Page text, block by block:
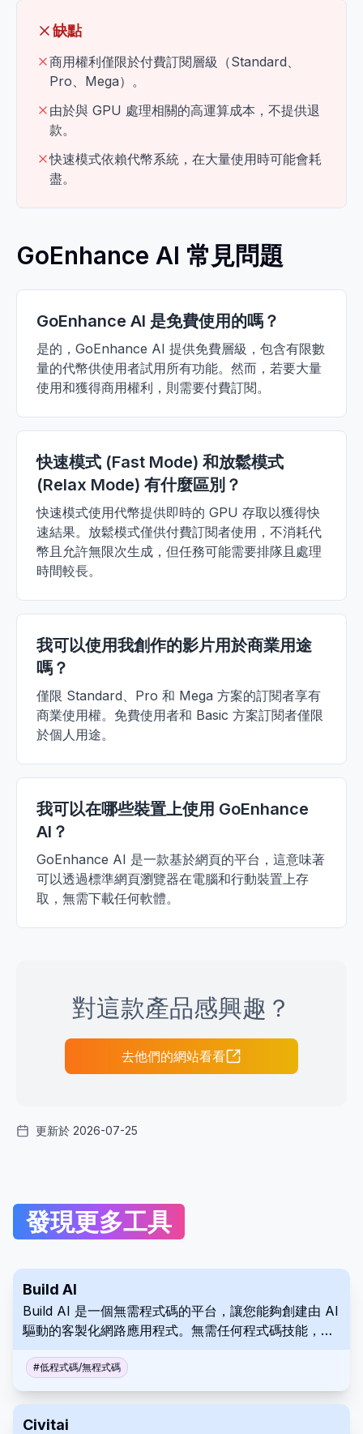
缺點
商用權利僅限於付費訂閱層級（Standard、
Pro、Mega）。
由於與 GPU 處理相關的高運算成本，不提供退
款。
快速模式依賴代幣系統，在大量使用時可能會耗
盡。
GoEnhance AI 常見問題
GoEnhance AI 是免費使用的嗎？
是的，GoEnhance AI 提供免費層級，包含有限數
量的代幣供使用者試用所有功能。然而，若要大量
使用和獲得商用權利，則需要付費訂閱。
快速模式 (Fast Mode) 和放鬆模式
(Relax Mode) 有什麼區別？
快速模式使用代幣提供即時的 GPU 存取以獲得快
速結果。放鬆模式僅供付費訂閱者使用，不消耗代
幣且允許無限次生成，但任務可能需要排隊且處理
時間較長。
我可以使用我創作的影片用於商業用途
嗎？
僅限 Standard、Pro 和 Mega 方案的訂閱者享有
商業使用權。免費使用者和 Basic 方案訂閱者僅限
於個人用途。
我可以在哪些裝置上使用 GoEnhance
AI？
GoEnhance AI 是一款基於網頁的平台，這意味著
可以透過標準網頁瀏覽器在電腦和行動裝置上存
取，無需下載任何軟體。
對這款產品感興趣？
去他們的網站看看
更新於 2026-07-25
發現更多工具
Build AI
Build AI 是一個無需程式碼的平台，讓您能夠創建由 AI
驅動的客製化網路應用程式。無需任何程式碼技能，即
#低程式碼/無程式碼
Civitai